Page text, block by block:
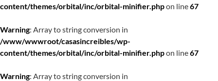
content/themes/orbital/inc/orbital-minifier.phpon line67
Warning: Array to string conversion in
/www/wwwroot/casasincreibles/wp-
content/themes/orbital/inc/orbital-minifier.phpon line67
Warning: Array to string conversion in